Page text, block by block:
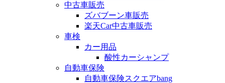
中古車販売
ズバブーン車販売
楽天Car中古車販売
車検
カー用品
酸性カーシャンプ
自動車保険
自動車保険スクエアbang